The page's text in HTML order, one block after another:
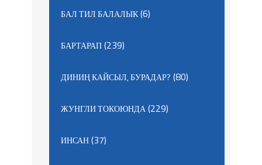
БАЛ ТИЛ БАЛАЛЫК(6)
БАРТАРАП(239)
ДИНИҢ КАЙСЫЛ, БУРАДАР? (80)
ЖУНГЛИ ТОКОЮНДА(229)
ИНСАН(37)